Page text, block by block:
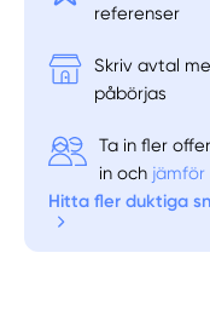
referenser
Skriv avtal
påbörjas
Ta in fler
in och jämför
Hitta fler duktiga